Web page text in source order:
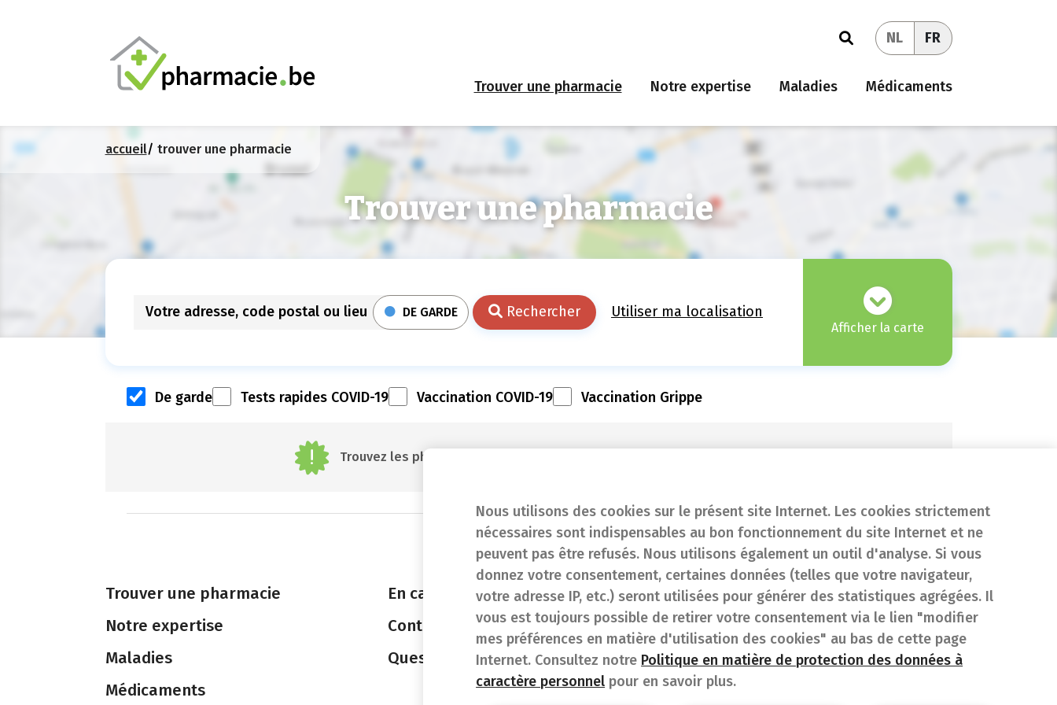
Nous utilisons des cookies sur le présent site Internet. Les cookies strictement
nécessaires sont indispensables au bon fonctionnement du site Internet et ne
peuvent pas être refusés. Nous utilisons également un outil d'analyse. Si vous
donnez votre consentement, certaines données (telles que votre navigateur,
votre adresse IP, etc.) seront utilisées pour générer des statistiques agrégées. Il
vous est toujours possible de retirer votre consentement via le lien "modifier
mes préférences en matière d'utilisation des cookies" au bas de cette page
Internet. Consultez notre Politique en matière de protection des données à
caractère personnel pour en savoir plus.
NL FR
Trouver une pharmacie Notre expertise Maladies Médicaments
accueil trouver une pharmacie
Trouver une pharmacie
DE GARDE Rechercher Utiliser ma localisation
Afficher la carte
De garde Tests rapides COVID-19 Vaccination COVID-19 Vaccination Grippe
Trouvez les pharmacies les plus proches en introduisant votre adresse
Trouver une pharmacie
Notre expertise
Maladies
Médicaments
En cas d'urgence
Contact
Questions fréquentes (FAQ)